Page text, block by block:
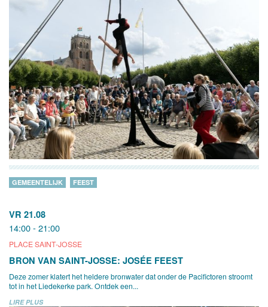
VR 21.08
14:00 - 21:00
PLACE SAINT-JOSSE
GEMEENTELIJK FEEST
BRON VAN SAINT-JOSSE: JOSÉE FEEST
Deze zomer klatert het heldere bronwater dat onder de Pacifictoren stroomt
tot in het Liedekerke park. Ontdek een...
LIRE PLUS